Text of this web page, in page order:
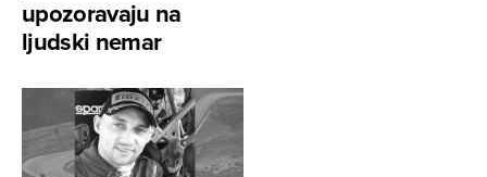
upozoravaju na
ljudski nemar